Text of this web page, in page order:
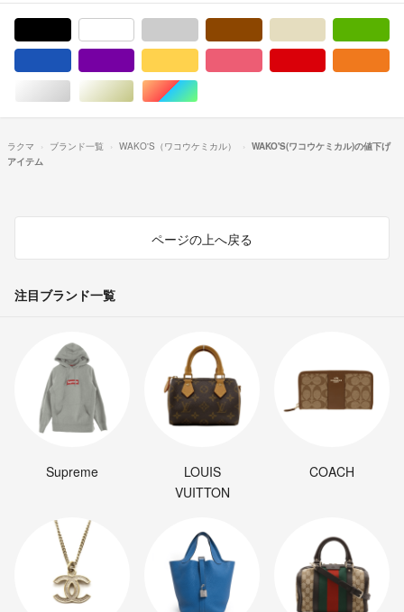
シルバー/銀色系ゴールド/金色系マルチカラー
ラクマ ブランド一覧 WAKO'S（ワコウケミカル）
WAKO'S(ワコウケミカル)の値下げ
アイテム
ページの上へ戻る
注目ブランド一覧
Supreme
LOUIS
VUITTON
COACH